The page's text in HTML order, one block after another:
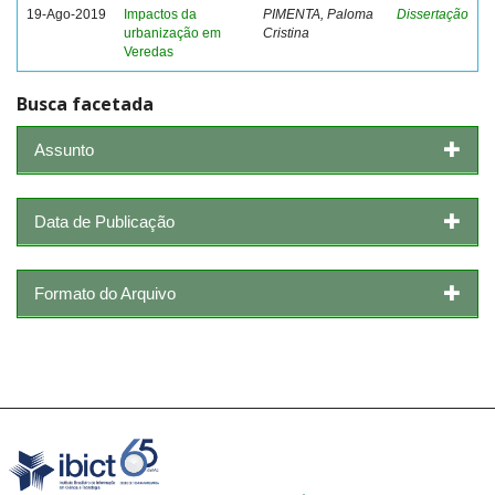
19-Ago-2019
Impactos da
urbanização em
Veredas
PIMENTA, Paloma
Cristina
Dissertação
Busca facetada
Assunto
Data de Publicação
Formato do Arquivo